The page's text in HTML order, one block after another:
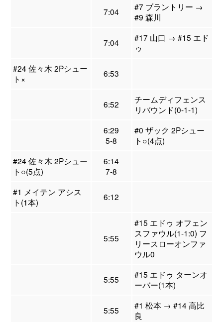
7:04
#7 ブラントリー →
#9 森川
7:04
#17 山口 → #15 エド
ゥ
#24 佐々木 2Pシュー
ト×
6:53
6:52
チームディフェンス
リバウンド(0-1-1)
6:29
5-8
#0 ザック 2Pシュー
ト○(4点)
#24 佐々木 2Pシュー
ト○(5点)
6:14
7-8
#1 メイテン アシス
ト(1本)
6:12
5:55
#15 エドゥ オフェン
スファウル(1-1:0) フ
リースローオンファ
ウル0
5:55
#15 エドゥ ターンオ
ーバー(1本)
5:55
#1 松本 → #14 高比
良